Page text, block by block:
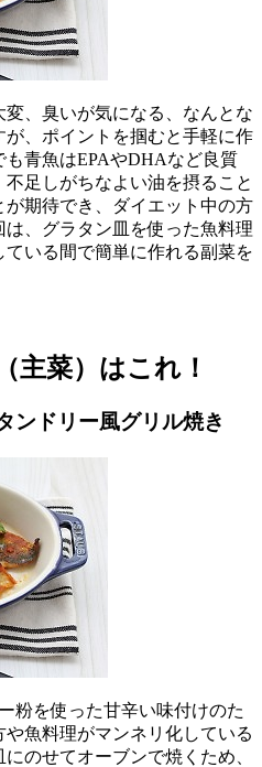
、臭いが気になる、なんとな
が、ポイントを掴むと手軽に作
青魚はEPAやDHAなど良質
足しがちなよい油を摂ること
期待でき、ダイエット中の方
、グラタン皿を使った魚料理
いる間で簡単に作れる副菜を
主菜）はこれ！
ンドリー風グリル焼き
粉を使った甘辛い味付けのた
魚料理がマンネリ化している
のせてオーブンで焼くため、